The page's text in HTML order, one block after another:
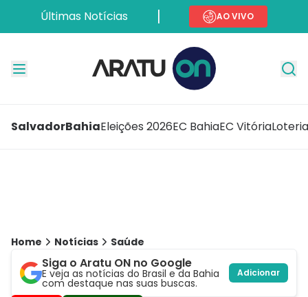
Últimas Notícias AO VIVO
SalvadorBahiaEleições 2026EC BahiaEC Vitória
Home Notícias Saúde
Siga o Aratu ON no Google
E veja as notícias do Brasil e da Bahia
com destaque nas suas buscas.
Adicionar